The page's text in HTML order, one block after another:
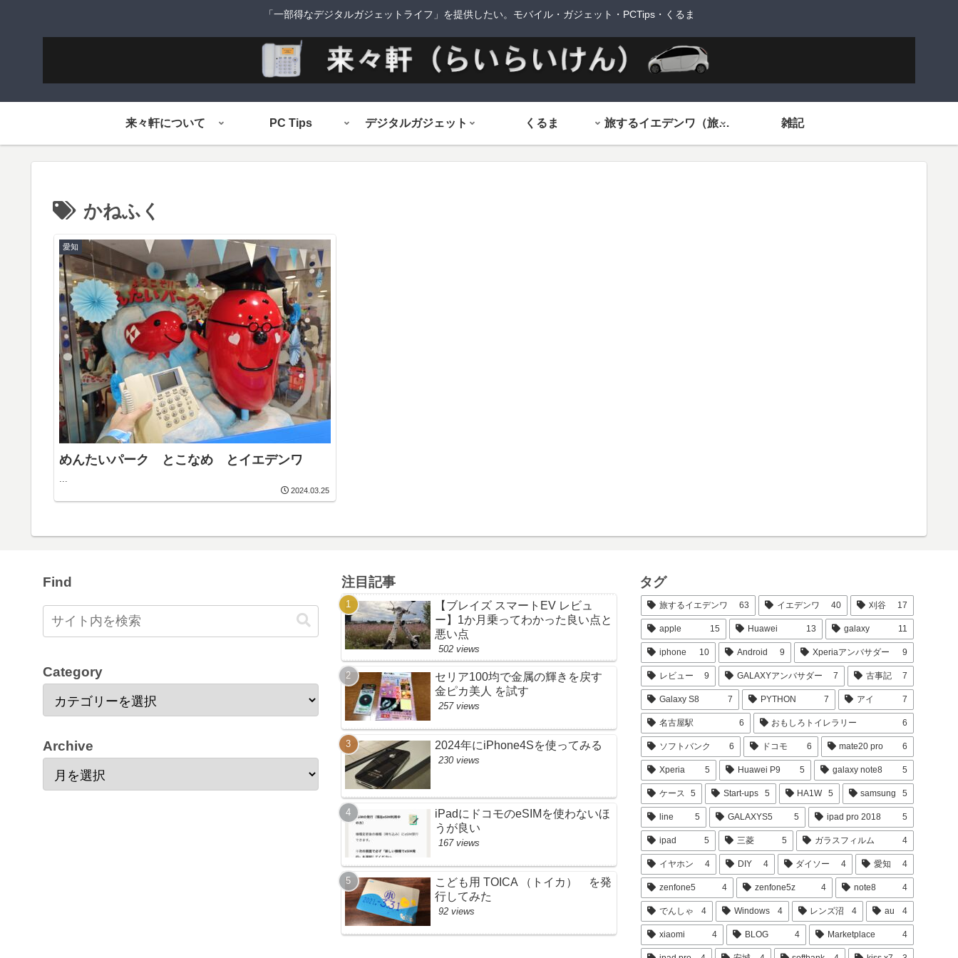
「一部得なデジタルガジェットライフ」を提供したい。モバイル・ガジェット・PCTips・くるま
来々軒について PC Tips デジタルガジェット くるま 旅するイエデンワ（旅ネタ） 雑記
かねふく
愛知
めんたいパーク とこなめ とイエデンワ
2024.03.25
Find
Category
Archive
注目記事
【ブレイズ スマートEV レビュ
ー】1か月乗ってわかった良い点と
悪い点
502 views
セリア100均で金属の輝きを戻す
金ピカ美人 を試す
257 views
2024年にiPhone4Sを使ってみる
230 views
iPadにドコモのeSIMを使わないほ
うが良い
167 views
こども用 TOICA （トイカ） を発
行してみた
92 views
タグ
旅するイエデンワ 63 イエデンワ 40 刈谷 17
apple 15 Huawei 13 galaxy 11
iphone 10 Android 9 Xperiaアンバサダー 9
レビュー 9 GALAXYアンバサダー 7 古事記 7
Galaxy S8 7 PYTHON 7 アイ 7
名古屋駅 6 おもしろトイレラリー 6
ソフトバンク 6 ドコモ 6 mate20 pro 6
Xperia 5 Huawei P9 5 galaxy note8 5
ケース 5 Start-ups 5 HA1W 5 samsung 5
line 5 GALAXYS5 5 ipad pro 2018 5
ipad 5 三菱 5 ガラスフィルム 4
イヤホン 4 DIY 4 ダイソー 4 愛知 4
zenfone5 4 zenfone5z 4 note8 4
でんしゃ 4 Windows 4 レンズ沼 4 au 4
xiaomi 4 BLOG 4 Marketplace 4